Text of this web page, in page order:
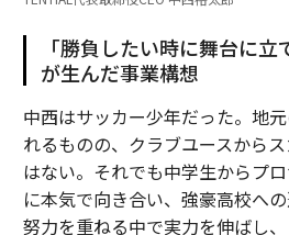
「勝負したい時に舞台に
が生んだ事業構想
中西はサッカー少年だった。地
れるものの、クラブユースから
はない。それでも中学生からプ
に本気で向き合い、強豪高校へ
努力を重ねる中で実力を伸ばし